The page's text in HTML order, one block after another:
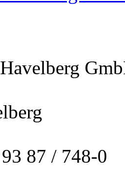
87 / 748-0